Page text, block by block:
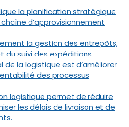
la planification stratégique
d’approvisionnement
la gestion des entrepôts,
du suivi des expéditions.
de la logistique est d’améliorer
des processus
logistique permet de réduire
les délais de livraison et de